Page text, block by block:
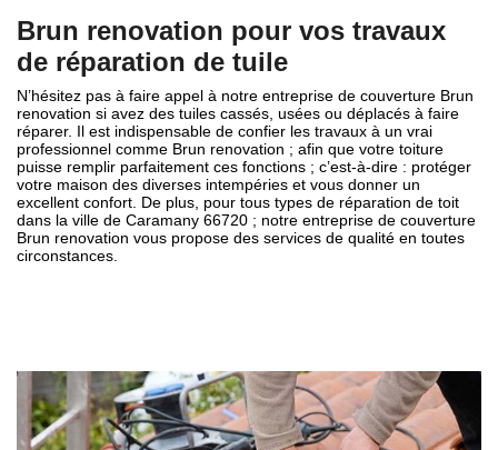
Brun renovation pour vos travaux
de réparation de tuile
N’hésitez pas à faire appel à notre entreprise de couverture Brun
renovation si avez des tuiles cassés, usées ou déplacés à faire
réparer. Il est indispensable de confier les travaux à un vrai
professionnel comme Brun renovation ; afin que votre toiture
puisse remplir parfaitement ces fonctions ; c’est-à-dire : protéger
votre maison des diverses intempéries et vous donner un
excellent confort. De plus, pour tous types de réparation de toit
dans la ville de Caramany 66720 ; notre entreprise de couverture
Brun renovation vous propose des services de qualité en toutes
circonstances.